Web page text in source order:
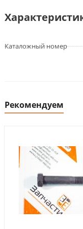
Каталожный номер
Рекомендуем